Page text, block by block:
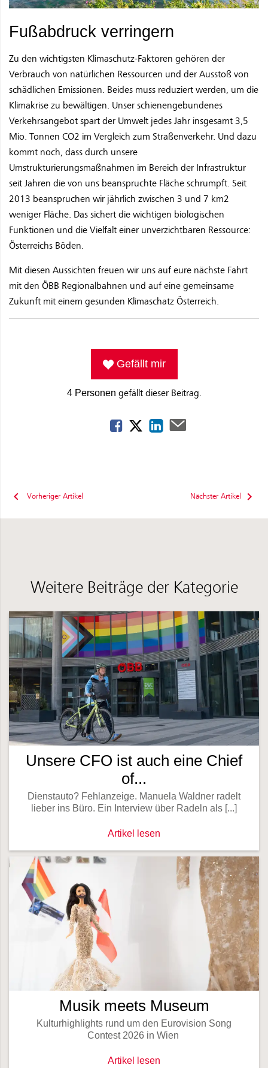
Fußabdruck verringern
Zu den wichtigsten Klimaschutz-Faktoren gehören der
Verbrauch von natürlichen Ressourcen und der Ausstoß von
schädlichen Emissionen. Beides muss reduziert werden, um die
Klimakrise zu bewältigen. Unser schienengebundenes
Verkehrsangebot spart der Umwelt jedes Jahr insgesamt 3,5
Mio. Tonnen CO2 im Vergleich zum Straßenverkehr. Und dazu
kommt noch, dass durch unsere
Umstrukturierungsmaßnahmen im Bereich der Infrastruktur
seit Jahren die von uns beanspruchte Fläche schrumpft. Seit
2013 beanspruchen wir jährlich zwischen 3 und 7 km2
weniger Fläche. Das sichert die wichtigen biologischen
Funktionen und die Vielfalt einer unverzichtbaren Ressource:
Österreichs Böden.
Mit diesen Aussichten freuen wir uns auf eure nächste Fahrt
mit den ÖBB Regionalbahnen und auf eine gemeinsame
Zukunft mit einem gesunden Klimaschatz Österreich.
Gefällt mir
4 Personen gefällt dieser Beitrag.
Vorheriger Artikel Nächster Artikel
Weitere Beiträge der Kategorie
Unsere CFO ist auch eine Chief
of...
Dienstauto? Fehlanzeige. Manuela Waldner radelt
lieber ins Büro. Ein Interview über Radeln als [...]
Unsere CFO ist auch eine Chief of
Artikel lesen
Musik meets Museum
Kulturhighlights rund um den Eurovision Song
Contest 2026 in Wien
Musik meets Museum -
Artikel lesen